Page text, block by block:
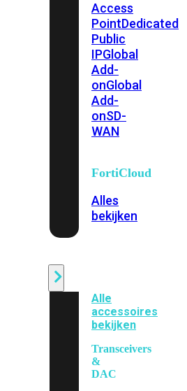
Access
PointDedicated
Public
IPGlobal
Add-
onGlobal
Add-
onSD-
WAN
FortiCloud
Alles
bekijken
Alle
accessoires
bekijken
Transceivers
&
DAC